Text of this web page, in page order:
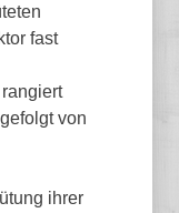
fast
von
ihrer